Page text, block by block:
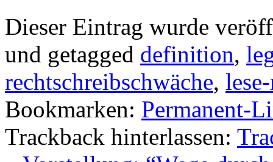
Dieser Eintrag wurde
und getagged definition,
rechtschreibschwäche,
Bookmarken: Permanent-
Trackback hinterlassen: